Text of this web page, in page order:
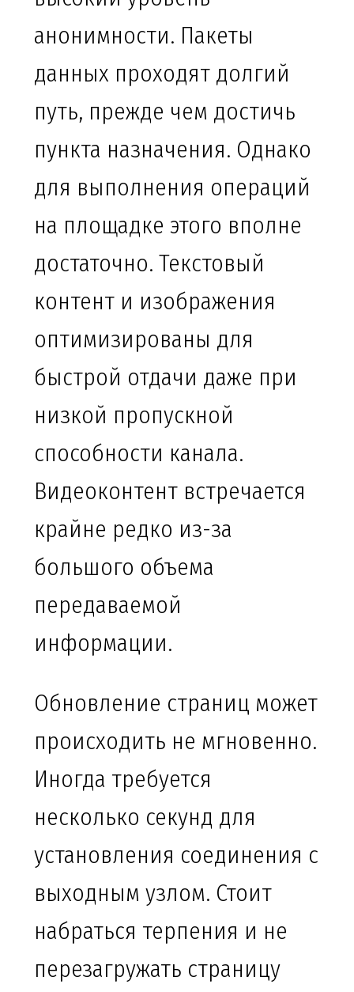
анонимности. Пакеты
данных проходят долгий
путь, прежде чем достичь
пункта назначения. Однако
для выполнения операций
на площадке этого вполне
достаточно. Текстовый
контент и изображения
оптимизированы для
быстрой отдачи даже при
низкой пропускной
способности канала.
Видеоконтент встречается
крайне редко из-за
большого объема
передаваемой
информации.
Обновление страниц может
происходить не мгновенно.
Иногда требуется
несколько секунд для
установления соединения с
выходным узлом. Стоит
набраться терпения и не
перезагружать страницу